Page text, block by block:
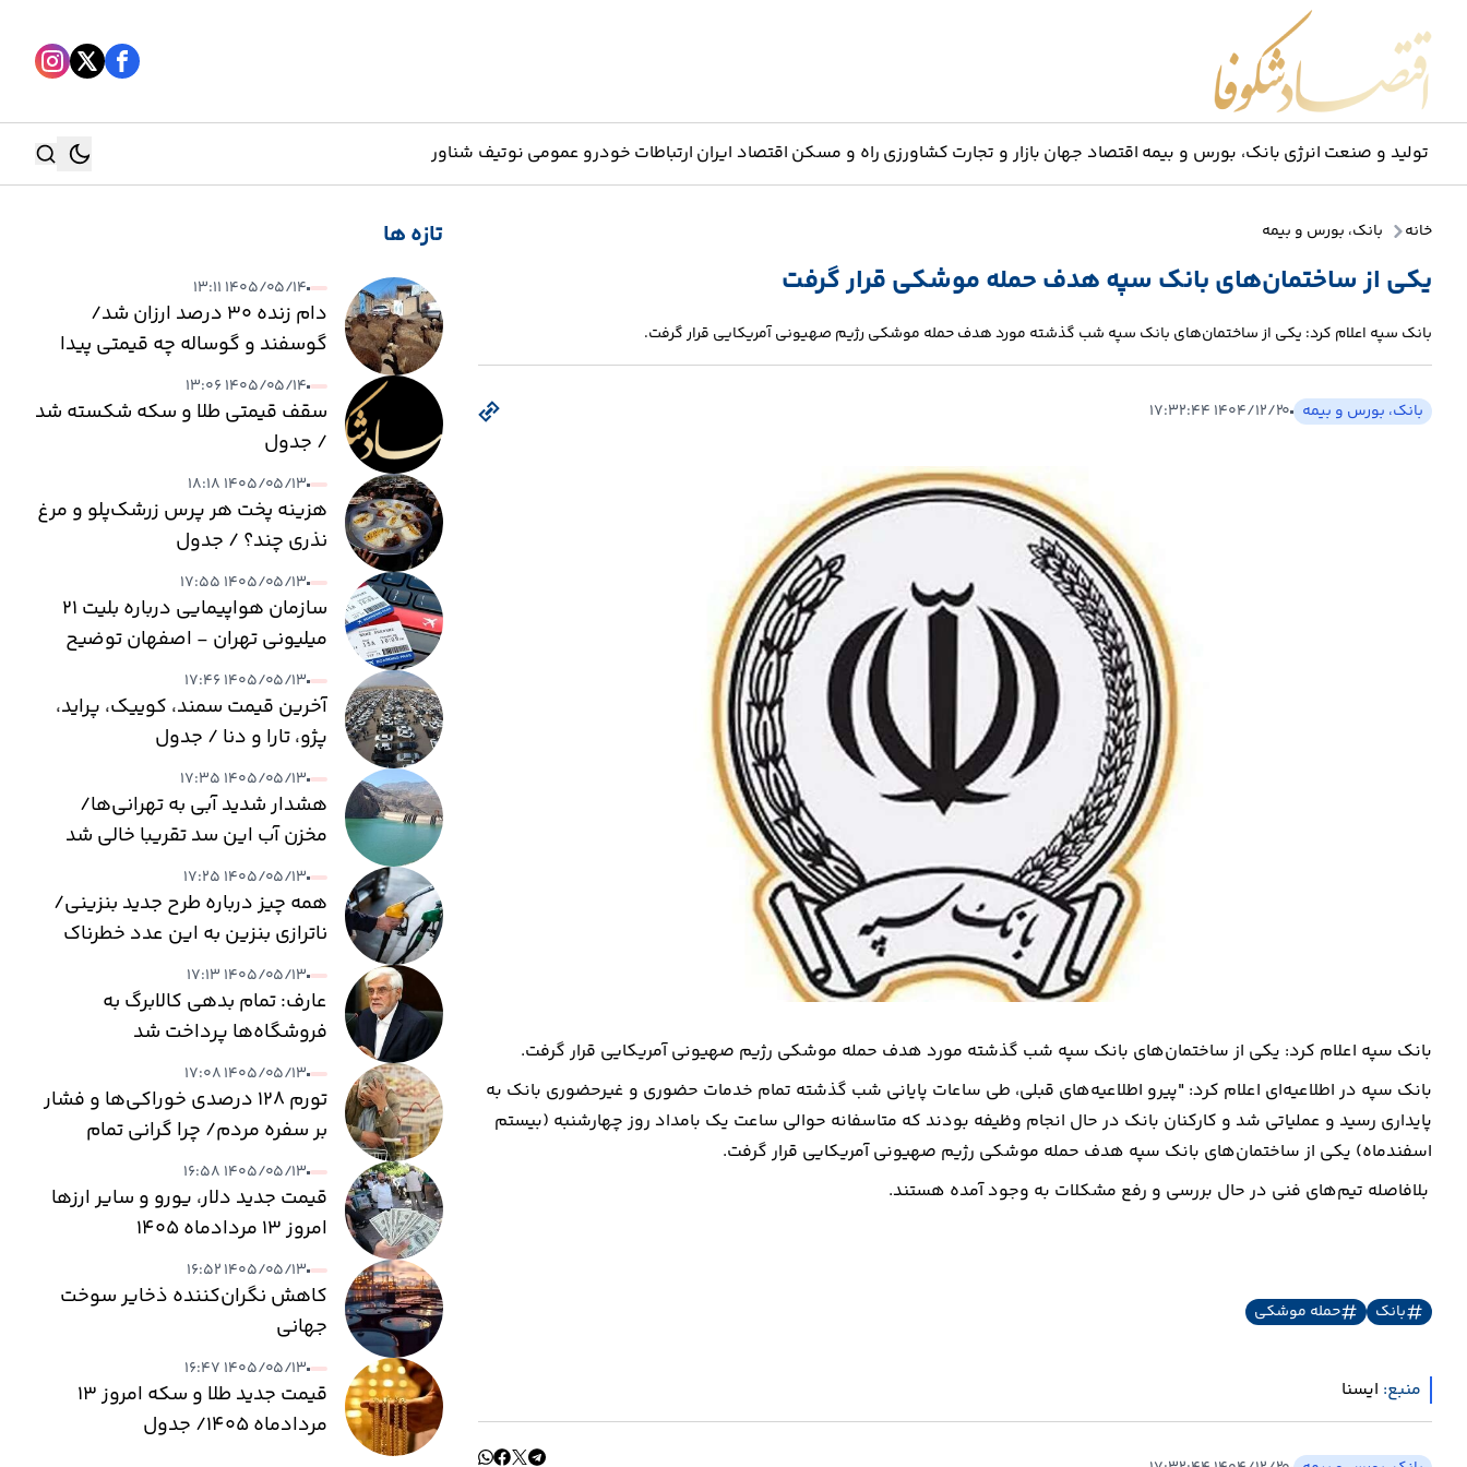
تولید و صنعت انرژی بانک، بورس و بیمه اقتصاد جهان بازار و تجارت کشاورزی راه و مسکن اقتصاد ایران ارتباطات خودرو عمومی نوتیف شناور
جستجو
خانه بانک، بورس و بیمه
یکی از ساختمان‌های بانک سپه هدف حمله موشکی قرار گرفت
بانک سپه اعلام کرد: یکی از ساختمان‌های بانک سپه شب گذشته مورد هدف حمله موشکی رژیم صهیونی آمریکایی قرار گرفت.
بانک، بورس و بیمه ۱۴۰۴/۱۲/۲۰ ۱۷:۳۲:۴۴
بانک سپه اعلام کرد: یکی از ساختمان‌های بانک سپه شب گذشته مورد هدف حمله موشکی رژیم صهیونی آمریکایی قرار گرفت.
بانک سپه در اطلاعیه‌ای اعلام کرد: "پیرو اطلاعیه‌های قبلی، طی ساعات پایانی شب گذشته تمام خدمات حضوری و غیرحضوری بانک به
پایداری رسید و عملیاتی شد و کارکنان بانک در حال انجام وظیفه بودند که متاسفانه حوالی ساعت یک بامداد روز چهارشنبه (بیستم
اسفندماه) یکی از ساختمان‌های بانک سپه هدف حمله موشکی رژیم صهیونی آمریکایی قرار گرفت.
بلافاصله تیم‌های فنی در حال بررسی و رفع مشکلات به وجود آمده هستند.
بانک حمله موشکی
منبع: ايسنا
تازه ها
۱۴۰۵/۰۵/۱۴ ۱۳:۱۱
دام زنده ۳۰ درصد ارزان شد/
گوسفند و گوساله چه قیمتی پیدا
کرد؟
۱۴۰۵/۰۵/۱۴ ۱۳:۰۶
سقف قیمتی طلا و سکه شکسته شد
/ جدول
۱۴۰۵/۰۵/۱۳ ۱۸:۱۸
هزینه پخت هر پرس زرشک‌پلو و مرغ
نذری چند؟ / جدول
۱۴۰۵/۰۵/۱۳ ۱۷:۵۵
سازمان هواپیمایی درباره بلیت ۲۱
میلیونی تهران - اصفهان توضیح
داد۱۴۰۵/۰۵/۱۳ ۱۷:۴۶
آخرین قیمت سمند، کوییک، پراید،
پژو، تارا و دنا / جدول
۱۴۰۵/۰۵/۱۳ ۱۷:۳۵
هشدار شدید آبی به تهرانی‌ها/
مخزن آب این سد تقریبا خالی شد
۱۴۰۵/۰۵/۱۳ ۱۷:۲۵
همه چیز درباره طرح جدید بنزینی/
ناترازی بنزین به این عدد خطرناک
می‌رسد
۱۴۰۵/۰۵/۱۳ ۱۷:۱۳
عارف: تمام بدهی کالابرگ به
فروشگاه‌ها پرداخت شد
۱۴۰۵/۰۵/۱۳ ۱۷:۰۸
تورم ۱۲۸ درصدی خوراکی‌ها و فشار
بر سفره مردم/ چرا گرانی تمام
نمی‌شود؟
۱۴۰۵/۰۵/۱۳ ۱۶:۵۸
قیمت جدید دلار، یورو و سایر ارزها
امروز ۱۳ مردادماه ۱۴۰۵
۱۴۰۵/۰۵/۱۳ ۱۶:۵۲
کاهش نگران‌کننده ذخایر سوخت
جهانی
۱۴۰۵/۰۵/۱۳ ۱۶:۴۷
قیمت جدید طلا و سکه امروز ۱۳
مردادماه ۱۴۰۵/ جدول